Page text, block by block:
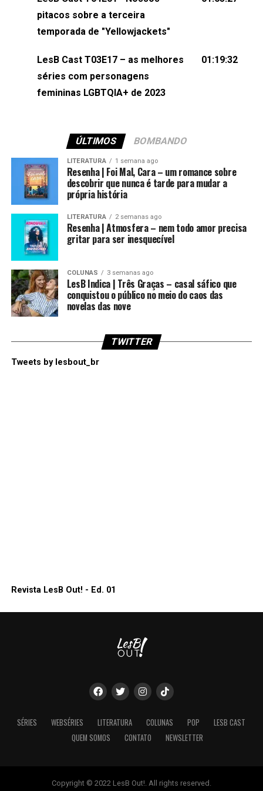
(⁠⁠⁠⁠@brunarfentanes⁠⁠⁠⁠) e Pollyelly FlorêncioEdição de
Naiady Machado
pitacos sobre a terceira
temporada de "Yellowjackets"
LesB Cast T03E17 – as melhores
séries com personagens
femininas LGBTQIA+ de 2023
01:19:32
ÚLTIMOS BOMBANDO
LITERATURA 1 semana ago
Resenha | Foi Mal, Cara – um romance sobre
descobrir que nunca é tarde para mudar a
própria história
LITERATURA 2 semanas ago
Resenha | Atmosfera – nem todo amor precisa
gritar para ser inesquecível
COLUNAS 3 semanas ago
LesB Indica | Três Graças – casal sáfico que
conquistou o público no meio do caos das
novelas das nove
TWITTER
Tweets by lesbout_br
Revista LesB Out! - Ed. 01
SÉRIES WEBSÉRIES LITERATURA COLUNAS POP
LESB CAST
QUEM SOMOS
CONTATO NEWSLETTER
Copyright © 2022 LesB Out!. All rights reserved.